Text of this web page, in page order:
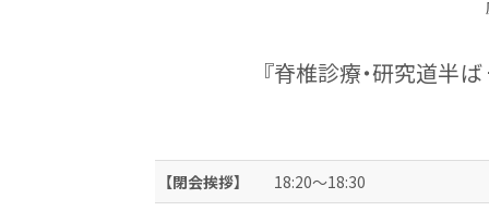
『脊椎診療・研究道半
【閉会挨拶】 18:20～18:30